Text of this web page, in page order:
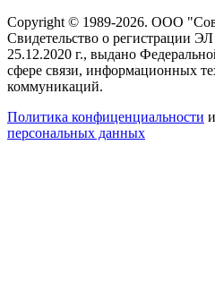
Copyright © 1989-2026. ООО
Свидетельство о регистрации
25.12.2020 г., выдано
сфере связи, информационных
коммуникаций.
Политика конфиценциальности и
персональных данных